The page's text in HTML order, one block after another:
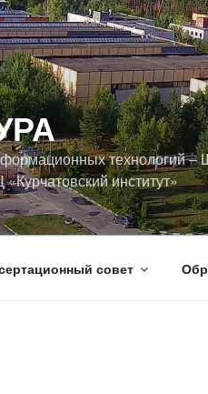
технологий ‒
институт»
совет